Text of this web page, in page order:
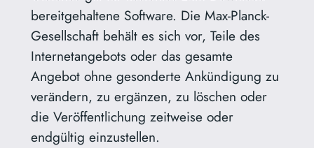
bereitgehaltene Software. Die Max-Planck-
Gesellschaft behält es sich vor, Teile des
Internetangebots oder das gesamte
Angebot ohne gesonderte Ankündigung zu
verändern, zu ergänzen, zu löschen oder
die Veröffentlichung zeitweise oder
endgültig einzustellen.